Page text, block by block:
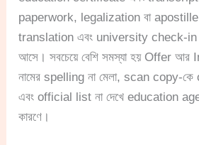
paperwork, legalization বা
translation এবং university check-in
আসে। সবচেয়ে বেশি সমস্যা হয় Offer আর
নামের spelling না মেলা, scan copy-কে
এবং official list না দেখে education
কারণে।